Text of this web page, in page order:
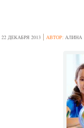
22 ДЕКАБРЯ 2013 АВТОР: АЛИНА